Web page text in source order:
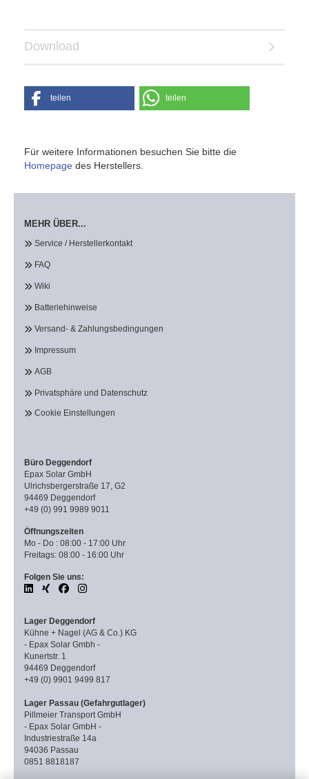
Download
teilen teilen
Für weitere Informationen besuchen Sie bitte die
Homepage des Herstellers.
MEHR ÜBER...
Service / Herstellerkontakt
FAQ
Wiki
Batteriehinweise
Versand- & Zahlungsbedingungen
Impressum
AGB
Privatsphäre und Datenschutz
Cookie Einstellungen
Büro Deggendorf
Epax Solar GmbH
Ulrichsbergerstraße 17, G2
94469 Deggendorf
+49 (0) 991 9989 9011
Öffnungszeiten
Mo - Do : 08:00 - 17:00 Uhr
Freitags: 08:00 - 16:00 Uhr
Folgen Sie uns:
Lager Deggendorf
Kühne + Nagel (AG & Co.) KG
- Epax Solar Gmbh -
Kunertstr. 1
94469 Deggendorf
+49 (0) 9901 9499 817
Lager Passau (Gefahrgutlager)
Pillmeier Transport GmbH
- Epax Solar GmbH -
Industriestraße 14a
94036 Passau
0851 8818187